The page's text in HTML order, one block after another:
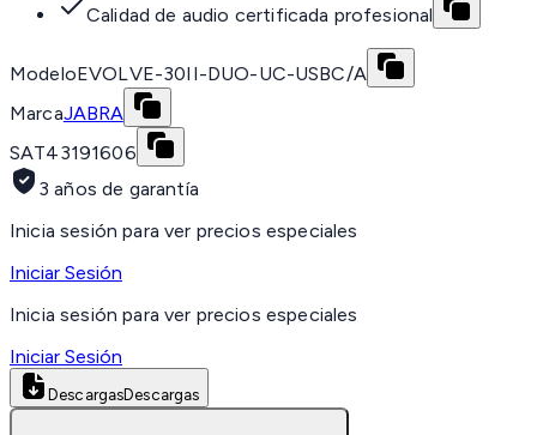
Calidad de audio certificada profesional
ModeloEVOLVE-30II-DUO-UC-USBC/A
MarcaJABRA
SAT43191606
3 años de garantía
Inicia sesión para ver precios especiales
Iniciar Sesión
Inicia sesión para ver precios especiales
Iniciar Sesión
DescargasDescargas